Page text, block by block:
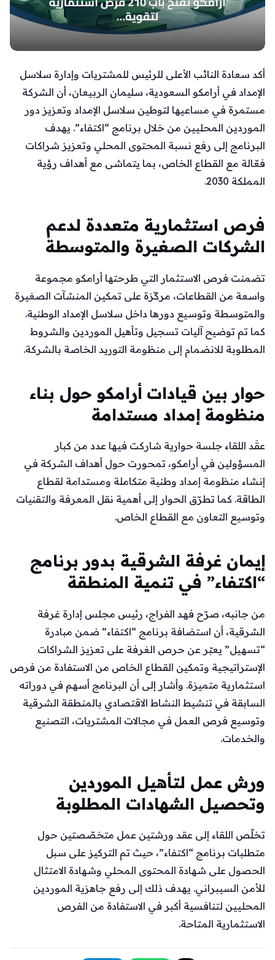
أكد سعادة النائب الأعلى للرئيس للمشتريات وإدارة سلاسل
الإمداد في أرامكو السعودية، سليمان الربيعان، أن الشركة
مستمرة في مساعيها لتوطين سلاسل الإمداد وتعزيز دور
الموردين المحليين من خلال برنامج “اكتفاء”. يهدف
البرنامج إلى رفع نسبة المحتوى المحلي وتعزيز شراكات
فعّالة مع القطاع الخاص، بما يتماشى مع أهداف رؤية
المملكة 2030.
فرص استثمارية متعددة لدعم
الشركات الصغيرة والمتوسطة
تضمنت فرص الاستثمار التي طرحتها أرامكو مجموعة
واسعة من القطاعات، مركّزة على تمكين المنشآت الصغيرة
والمتوسطة وتوسيع دورها داخل سلاسل الإمداد الوطنية.
كما تم توضيح آليات تسجيل وتأهيل الموردين والشروط
المطلوبة للانضمام إلى منظومة التوريد الخاصة بالشركة.
حوار بين قيادات أرامكو حول بناء
منظومة إمداد مستدامة
عقَد اللقاء جلسة حوارية شاركت فيها عدد من كبار
المسؤولين في أرامكو، تمحورت حول أهداف الشركة في
إنشاء منظومة إمداد وطنية متكاملة ومستدامة لقطاع
الطاقة. كما تطرّق الحوار إلى أهمية نقل المعرفة والتقنيات
وتوسيع التعاون مع القطاع الخاص.
إيمان غرفة الشرقية بدور برنامج
“اكتفاء” في تنمية المنطقة
من جانبه، صرّح فهد الفراج، رئيس مجلس إدارة غرفة
الشرقية، أن استضافة برنامج “اكتفاء” ضمن مبادرة
“تسهيل” يعبّر عن حرص الغرفة على تعزيز الشراكات
الإستراتيجية وتمكين القطاع الخاص من الاستفادة من فرص
استثمارية متميزة. وأشار إلى أن البرنامج أسهم في دوراته
السابقة في تنشيط النشاط الاقتصادي بالمنطقة الشرقية
وتوسيع فرص العمل في مجالات المشتريات، التصنيع
والخدمات.
ورش عمل لتأهيل الموردين
وتحصيل الشهادات المطلوبة
تخلّص اللقاء إلى عقد ورشتين عمل متخصّصتين حول
متطلبات برنامج “اكتفاء”، حيث تم التركيز على سبل
الحصول على شهادة المحتوى المحلي وشهادة الامتثال
للأمن السيبراني. يهدف ذلك إلى رفع جاهزية الموردين
المحليين لتنافسية أكبر في الاستفادة من الفرص
الاستثمارية المتاحة.